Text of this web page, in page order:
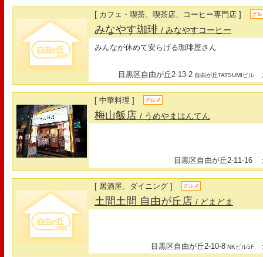
[ カフェ・喫茶、喫茶店、コーヒー専門店 ] グ
みなやす珈琲/ みなやすコーヒー
みんなが休めて安らげる珈琲屋さん
目黒区自由が丘2-13-2 自由が丘TATSUMIビル
[ 中華料理 ] グルメ
梅山飯店/ うめやまはんてん
目黒区自由が丘2-11-16
[ 居酒屋、ダイニング ] グルメ
土間土間 自由が丘店/ どまどま
目黒区自由が丘2-10-8 NKビル5F